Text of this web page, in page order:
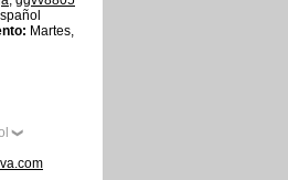
Martes,